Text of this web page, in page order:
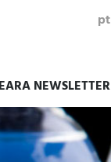
pt
EARA NEWSLETTER